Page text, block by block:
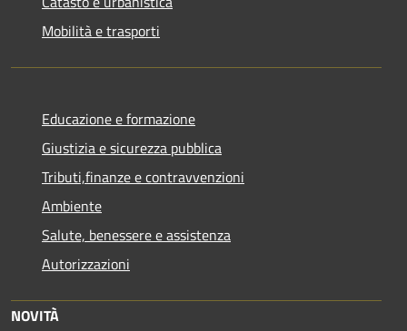
Mobilità e trasporti
Educazione e formazione
Giustizia e sicurezza pubblica
Tributi,finanze e contravvenzioni
Ambiente
Salute, benessere e assistenza
Autorizzazioni
NOVITÀ